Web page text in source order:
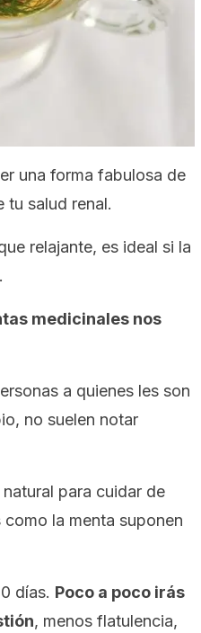
una forma fabulosa de
tu salud renal.
relajante, es ideal si la
medicinales nos
a quienes les son
no suelen notar
para cuidar de
la menta suponen
días. Poco a poco irás
, menos flatulencia,